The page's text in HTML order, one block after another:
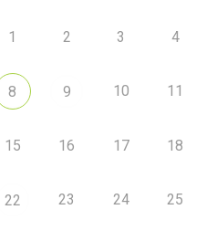
1 2 3 4
8 9 10 11
15 16 17 18
22 23 24 25